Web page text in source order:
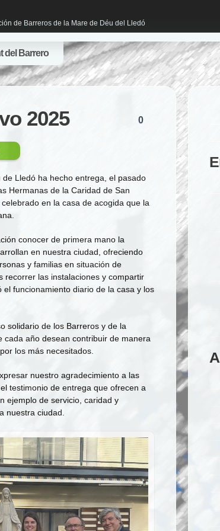
de Barreros de la Mare de Déu del Lledó
del Barrero
2025 0
Lledó ha hecho entrega, el pasado
Hermanas de la Caridad de San
en la casa de acogida que la
conocer de primera mano la
en nuestra ciudad, ofreciendo
y familias en situación de
recorrer las instalaciones y compartir
funcionamiento diario de la casa y los
solidario de los Barreros y de la
año desean contribuir de manera
los más necesitados.
nuestro agradecimiento a las
testimonio de entrega que ofrecen a
ejemplo de servicio, caridad y
nuestra ciudad.